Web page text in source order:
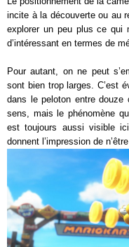
incite à la découverte ou au
explorer un peu plus ce qui
d’intéressant en termes de
Pour autant, on ne peut
sont bien trop larges. C’est
dans le peloton entre douze
sens, mais le phénomène
est toujours aussi visible
donnent l’impression de